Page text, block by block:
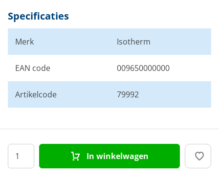
Specificaties
Merk Isotherm
EAN code 009650000000
Artikelcode 79992
In winkelwagen